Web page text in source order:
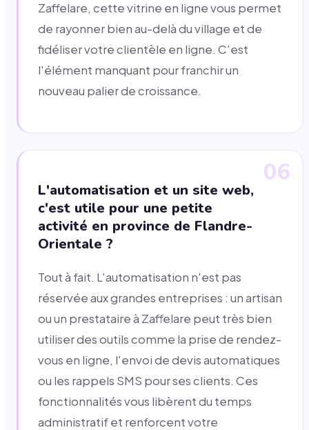
Zaffelare, cette vitrine en ligne vous permet
de rayonner bien au-delà du village et de
fidéliser votre clientèle en ligne. C'est
l'élément manquant pour franchir un
nouveau palier de croissance.
06
L'automatisation et un site web,
c'est utile pour une petite
activité en province de Flandre-
Orientale ?
Tout à fait. L'automatisation n'est pas
réservée aux grandes entreprises : un artisan
ou un prestataire à Zaffelare peut très bien
utiliser des outils comme la prise de rendez-
vous en ligne, l'envoi de devis automatiques
ou les rappels SMS pour ses clients. Ces
fonctionnalités vous libèrent du temps
administratif et renforcent votre